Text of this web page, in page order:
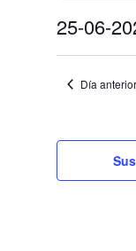
junio
2025
25-06-
fecha.Día anterior